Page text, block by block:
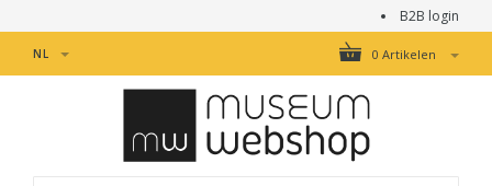
B2B login
0 Artikelen
NL